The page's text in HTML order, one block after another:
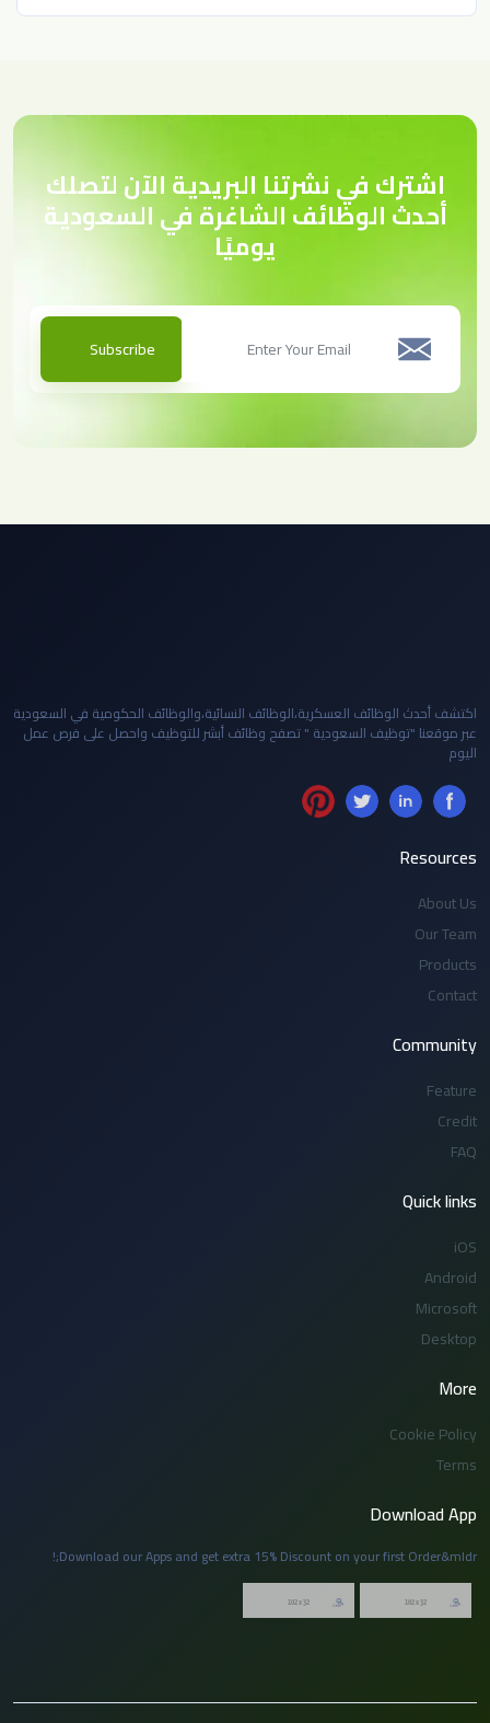
اشترك في نشرتنا البريدية الآن لتصلك
أحدث الوظائف الشاغرة في السعودية
يوميًا
Subscribe
اكتشف أحدث الوظائف العسكرية،الوظائف النسائية،والوظائف الحكومية في السعودية
عبر موقعنا "توظيف السعودية " تصفح وظائف أبشر للتوظيف واحصل على فرص عمل
اليوم
Resources
About Us
Our Team
Products
Contact
Community
Feature
Credit
FAQ
Quick links
iOS
Android
Microsoft
Desktop
More
Cookie Policy
Terms
Download App
Download our Apps and get extra 15% Discount on your first Order&mldr;!